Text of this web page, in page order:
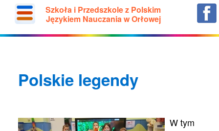
Szkoła i Przedszkole z Polskim
Językiem Nauczania w Orłowej
Polskie legendy
W tym